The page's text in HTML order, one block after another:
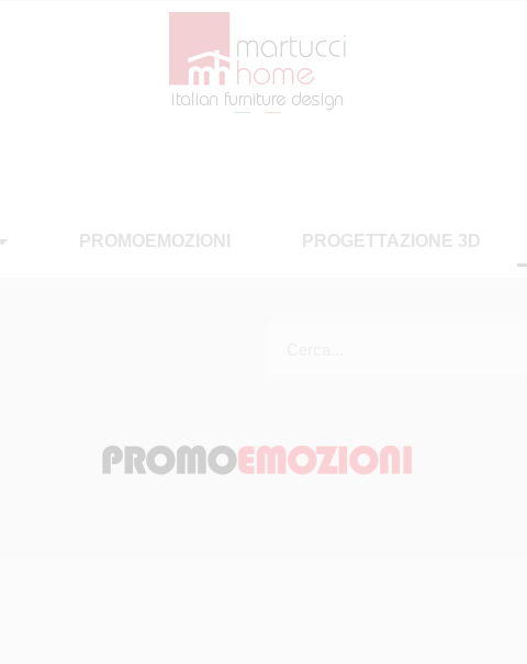
PROMOEMOZIONI PROGETTAZIONE 3D